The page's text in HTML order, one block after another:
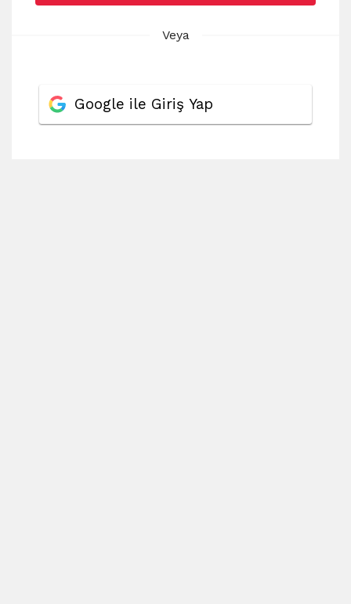
Veya
Google ile Giriş Yap